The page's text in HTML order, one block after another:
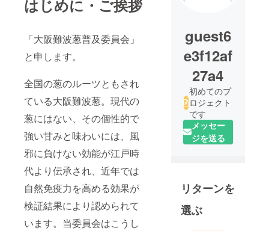
はじめに・ご挨拶
「大阪難波葱普及委員会」
と申します。
全国の葱のルーツともされ
ている大阪難波葱。現代の
葱にはない、その個性的で
強い甘みと味わいには、風
邪に負けない効能が江戸時
代より伝承され、近年では
自然免疫力を高める効果が
検証結果により認められて
います。当委員会はこうし
guest6
e3f12af
27a4
初めてのプ
ロジェクト
です
メッセー
ジを送る
リターンを
選ぶ